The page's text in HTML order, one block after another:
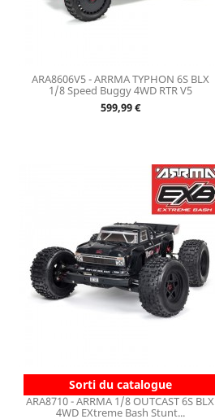
ARA8606V5 - ARRMA TYPHON 6S BLX
1/8 Speed Buggy 4WD RTR V5
Prix
599,99 €
Sorti du catalogue
ARA8710 - ARRMA 1/8 OUTCAST 6S BLX
4WD EXtreme Bash Stunt...